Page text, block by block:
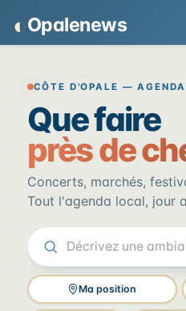
◐ Opalenews
Opalenews —
CÔTE D'OPALE —
Que faire
près de
Concerts, marchés,
Tout l'agenda local, jour
Ma position